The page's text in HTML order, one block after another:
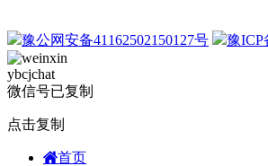
豫公网安备41162502150127号 豫ICP
ybcjchat
微信号已复制
点击复制
首页